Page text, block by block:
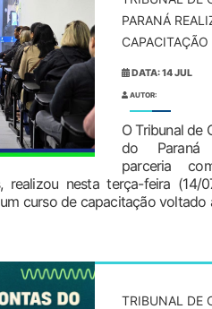
PARANÁ
DATA: 14 JUL
AUTOR:
O Tribunal de
do Paraná
parceria
realizou nesta terça-feira (14/
um curso de capacitação voltado
TRIBUNAL DE